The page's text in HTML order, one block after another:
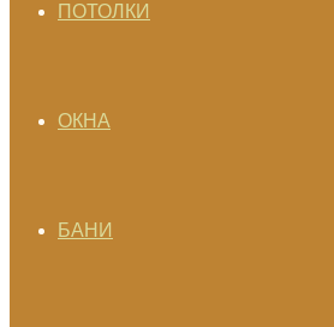
ПОТОЛКИ
ОКНА
БАНИ